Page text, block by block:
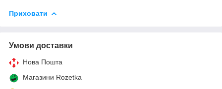
Приховати
Умови доставки
Нова Пошта
Магазини Rozetka